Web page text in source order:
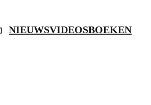
NIEUWSVIDEOSBOEKEN